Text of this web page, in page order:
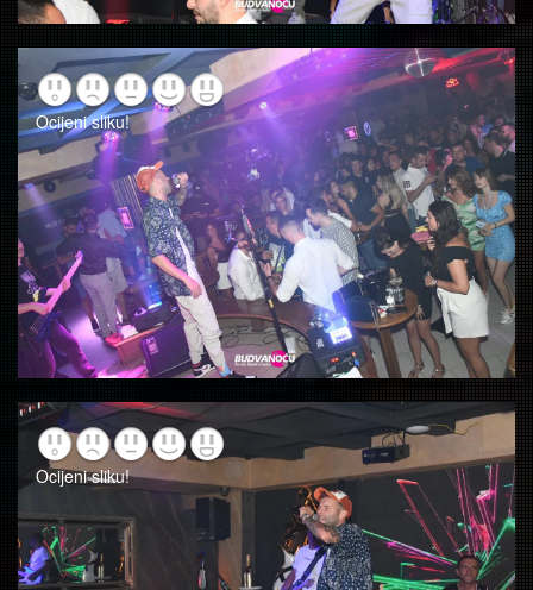
Ocijeni sliku!
Ocijeni sliku!